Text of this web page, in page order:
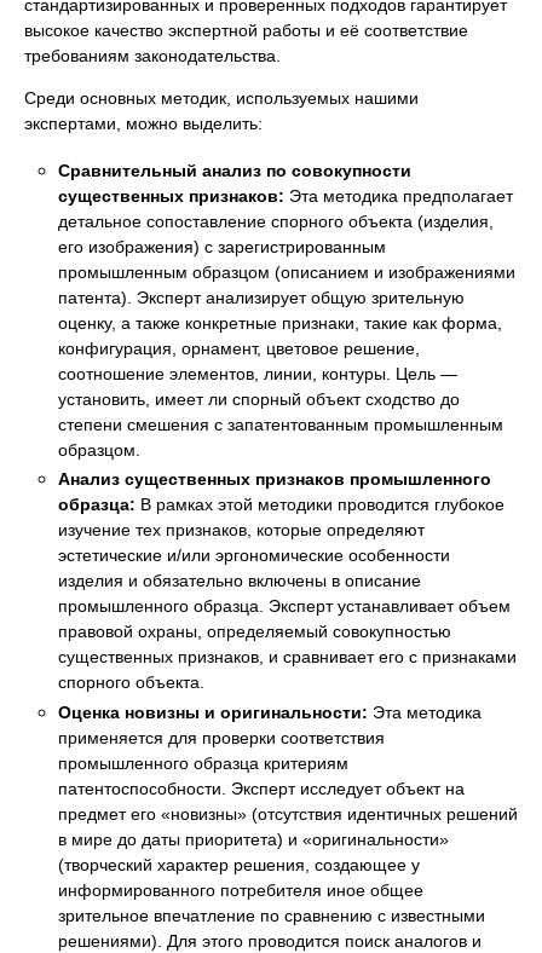
стандартизированных и проверенных подходов гарантирует
высокое качество экспертной работы и её соответствие
требованиям законодательства.
Среди основных методик, используемых нашими
экспертами, можно выделить:
Сравнительный анализ по совокупности
существенных признаков: Эта методика предполагает
детальное сопоставление спорного объекта (изделия,
его изображения) с зарегистрированным
промышленным образцом (описанием и изображениями
патента). Эксперт анализирует общую зрительную
оценку, а также конкретные признаки, такие как форма,
конфигурация, орнамент, цветовое решение,
соотношение элементов, линии, контуры. Цель —
установить, имеет ли спорный объект сходство до
степени смешения с запатентованным промышленным
образцом.
Анализ существенных признаков промышленного
образца: В рамках этой методики проводится глубокое
изучение тех признаков, которые определяют
эстетические и/или эргономические особенности
изделия и обязательно включены в описание
промышленного образца. Эксперт устанавливает объем
правовой охраны, определяемый совокупностью
существенных признаков, и сравнивает его с признаками
спорного объекта.
Оценка новизны и оригинальности: Эта методика
применяется для проверки соответствия
промышленного образца критериям
патентоспособности. Эксперт исследует объект на
предмет его «новизны» (отсутствия идентичных решений
в мире до даты приоритета) и «оригинальности»
(творческий характер решения, создающее у
информированного потребителя иное общее
зрительное впечатление по сравнению с известными
решениями). Для этого проводится поиск аналогов и